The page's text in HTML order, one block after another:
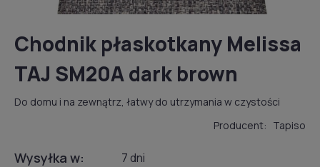
Chodnik płaskotkany Melissa
TAJ SM20A dark brown
Do domu i na zewnątrz, łatwy do utrzymania w czystości
Producent: Tapiso
Wysyłka w: 7 dni